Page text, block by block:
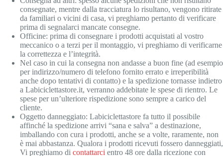
consegnate, mentre dalla tracciatura lo risultano, vengono ritirate
da familiari o vicini di casa, vi preghiamo pertanto di verificare
prima di segnalarci mancate consegne.
Officine: prima di consegnare i prodotti acquistati al vostro
meccanico o a terzi per il montaggio, vi preghiamo di verificarne
la correttezza e l’integrità.
Nel caso in cui la consegna non andasse a buon fine (ad esempio
per indirizzo/numero di telefono fornito errato e irreperibilità
anche dopo tentativi di contatto) e la spedizione tornasse indietro
a Labiciclettastore.it, verranno addebitate le spese di rientro. Le
spese per un’ulteriore rispedizione sono sempre a carico del
cliente.
Oggetto danneggiato: Labiciclettastore fa tutto il possibile
affinché la spedizione arrivi “sana e salva” a destinazione,
imballando con cura i prodotti, anche se a volte, raramente, non
è mai abbastanza. Qualora i prodotti ricevuti fossero danneggiati,
Vi preghiamo di contattarci entro 48 ore dalla ricezione con